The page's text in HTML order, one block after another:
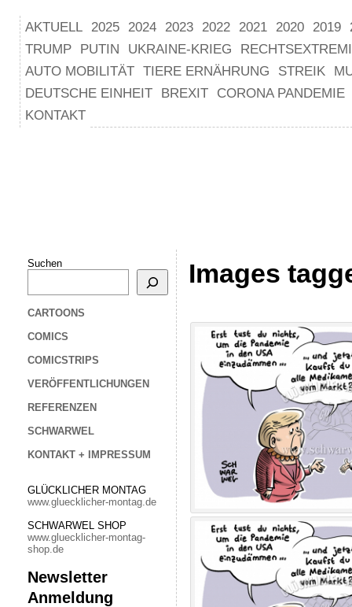
AKTUELL 2025 2024 2023 2022 2021 2020 2019
TRUMP
PUTIN UKRAINE-KRIEG
AUTO MOBILITÄT TIERE ERNÄHRUNG STREIK
DEUTSCHE EINHEIT
BREXIT
CORONA PANDEMIE
KONTAKT
Suchen
CARTOONS
COMICS
COMICSTRIPS
VERÖFFENTLICHUNGEN
REFERENZEN
SCHWARWEL
KONTAKT + IMPRESSUM
GLÜCKLICHER MONTAG
www.gluecklicher-montag.de
SCHWARWEL SHOP
www.gluecklicher-montag-
shop.de
Newsletter
Anmeldung
Images